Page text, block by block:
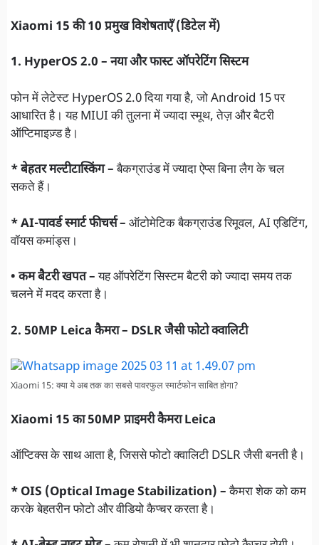
Xiaomi 15 की 10 प्रमुख विशेषताएँ (डिटेल में)
1. HyperOS 2.0 – नया और फास्ट ऑपरेटिंग सिस्टम
फोन में लेटेस्ट HyperOS 2.0 दिया गया है, जो Android 15 पर
आधारित है। यह MIUI की तुलना में ज्यादा स्मूथ, तेज़ और बैटरी
ऑप्टिमाइज़्ड है।
* बेहतर मल्टीटास्किंग –बैकग्राउंड में ज्यादा ऐप्स बिना लैग के चल
सकते हैं।
* AI-पावर्ड स्मार्ट फीचर्स – ऑटोमेटिक बैकग्राउंड रिमूवल, AI एडिटिंग,
वॉयस कमांड्स।
• कम बैटरी खपत –यह ऑपरेटिंग सिस्टम बैटरी को ज्यादा समय तक
चलने में मदद करता है।
2. 50MP Leica कैमरा – DSLR जैसी फोटो क्वालिटी
Xiaomi 15: क्या ये अब तक का सबसे पावरफुल स्मार्टफोन साबित होगा?
Xiaomi 15 का 50MP प्राइमरी कैमरा Leica
ऑप्टिक्स के साथ आता है, जिससे फोटो क्वालिटी DSLR जैसी बनती है।
* OIS (Optical Image Stabilization) –कैमरा शेक को कम
करके बेहतरीन फोटो और वीडियो कैप्चर करता है।